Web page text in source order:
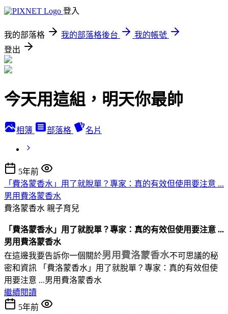
登入
我的部落格 我的部落格後台
我的帳號
登出
今天用這組，明天你最帥
相簿 部落格 名片
5年前
「費洛蒙香水」用了就脫單？專家：真的有效但使用要注意 ...
男用費洛蒙香水
費洛蒙香水 親子育兒
「費洛蒙香水」用了就脫單？專家：真的有效但使用要注意 ...
男用費洛蒙香水
在這邊我要告訴你一個關於男用費洛蒙香水不可思議的秘
密和資訊 「費洛蒙香水」用了就脫單？專家：真的有效但使
用要注意 ...男用費洛蒙香水
繼續閱讀
5年前